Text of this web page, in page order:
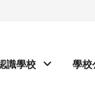
識學校 學校